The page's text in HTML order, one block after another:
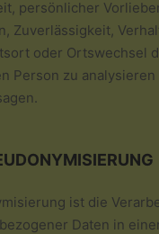
persönlicher
Zuverlässigkeit,
oder Ortswechsel
Person zu analysieren
ist die
Daten in